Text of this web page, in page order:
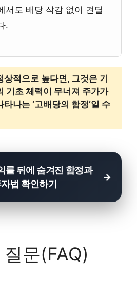
서도 배당 삭감 없이 견딜
.
상적으로 높다면, 그것은 기
기초 체력이 무너져 주가가
나는 ‘고배당의 함정’일 수
률 뒤에 숨겨진 함정과
법 확인하기
문(FAQ)